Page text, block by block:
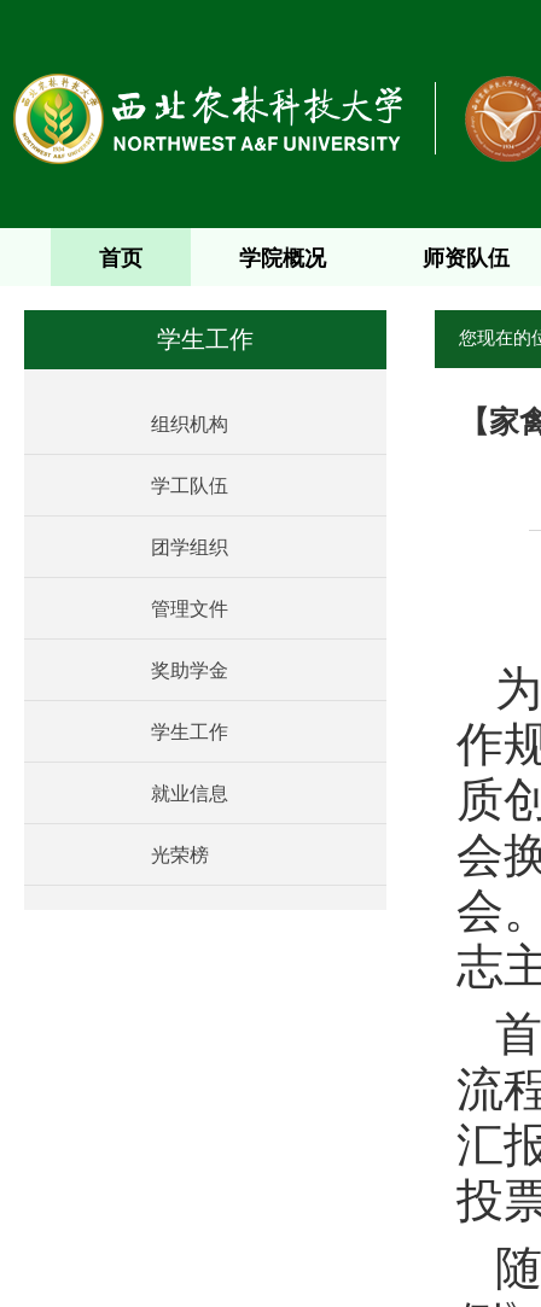
首页 学院概况 师资队伍
学生工作
组织机构
学工队伍
团学组织
管理文件
奖助学金
学生工作
就业信息
光荣榜
您现在的
【
作
质
会
会
志
流
汇
投